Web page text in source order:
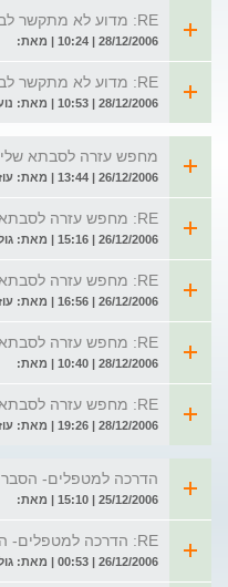
RE: מדוע לא מתקשר לבעלי??
28/12/2006 | 10:24 | מאת:
RE: מדוע לא מתקשר לבעלי??
28/12/2006 | 10:53 | מאת: נועה
מחפש עזרה לסבתא שלי
26/12/2006 | 13:44 | מאת: עוזי
RE: מחפש עזרה לסבתא שלי
26/12/2006 | 15:16 | מאת: גולשת
RE: מחפש עזרה לסבתא שלי
26/12/2006 | 16:56 | מאת: עוזי חן
RE: מחפש עזרה לסבתא שלי
28/12/2006 | 10:40 | מאת:
RE: מחפש עזרה לסבתא שלי
28/12/2006 | 19:26 | מאת: עוזי חן
הדרכה למטפלים- הסבר
25/12/2006 | 15:10 | מאת:
RE: הדרכה למטפלים- הסבר
26/12/2006 | 00:53 | מאת: גולשת